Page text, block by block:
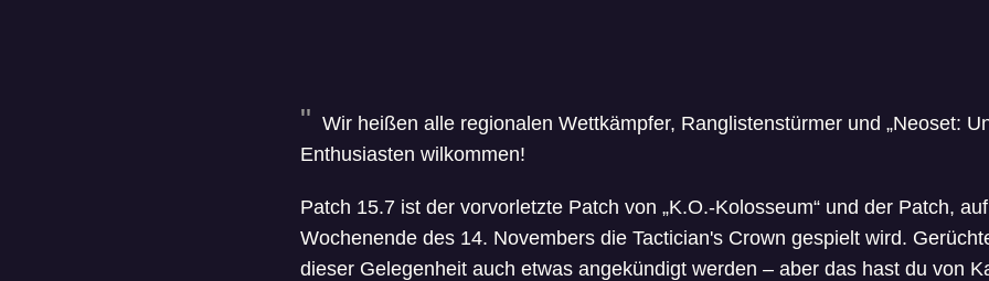
Wir heißen alle regionalen Wettkämpfer, Ranglistenstürmer und „Neoset:
Enthusiasten wilkommen!
Patch 15.7 ist der vorvorletzte Patch von „K.O.-Kolosseum“ und der Patch,
Wochenende des 14. Novembers die Tactician's Crown gespielt wird.
dieser Gelegenheit auch etwas angekündigt werden – aber das hast du von